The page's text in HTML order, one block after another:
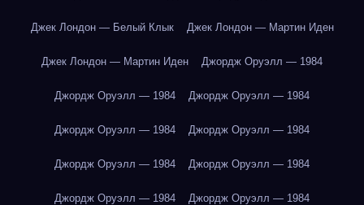
Джек Лондон — Белый Клык Джек Лондон — Мартин Иден
Джек Лондон — Мартин Иден Джордж Оруэлл — 1984
Джордж Оруэлл — 1984 Джордж Оруэлл — 1984
Джордж Оруэлл — 1984 Джордж Оруэлл — 1984
Джордж Оруэлл — 1984 Джордж Оруэлл — 1984
Джордж Оруэлл — 1984 Джордж Оруэлл — 1984